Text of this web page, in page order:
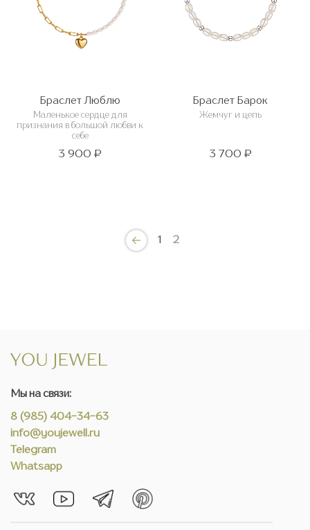
Браслет Люблю
Маленькое сердце для
признания в большой любви к
себе
3 900 ₽
Браслет Барок
Жемчуг и цепь
3 700 ₽
1 2
Мы на связи:
8 (985) 404-34-63
info@youjewell.ru
Telegram
Whatsapp